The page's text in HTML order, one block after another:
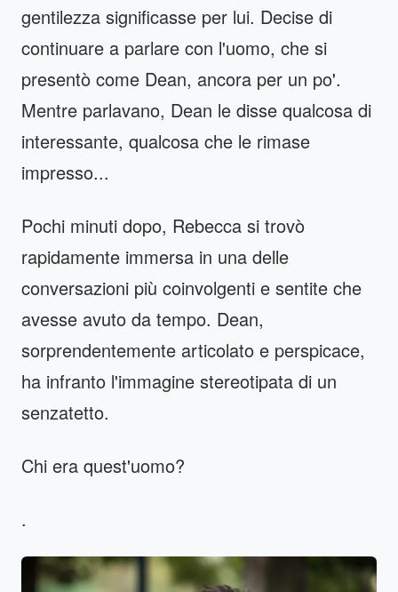
gentilezza significasse per lui. Decise di
continuare a parlare con l'uomo, che si
presentò come Dean, ancora per un po'.
Mentre parlavano, Dean le disse qualcosa di
interessante, qualcosa che le rimase
impresso...
Pochi minuti dopo, Rebecca si trovò
rapidamente immersa in una delle
conversazioni più coinvolgenti e sentite che
avesse avuto da tempo. Dean,
sorprendentemente articolato e perspicace,
ha infranto l'immagine stereotipata di un
senzatetto.
Chi era quest'uomo?
.